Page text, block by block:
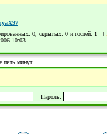
0, скрытых: 0 и гостей: 1 [
10:03
пять минут
Пароль: